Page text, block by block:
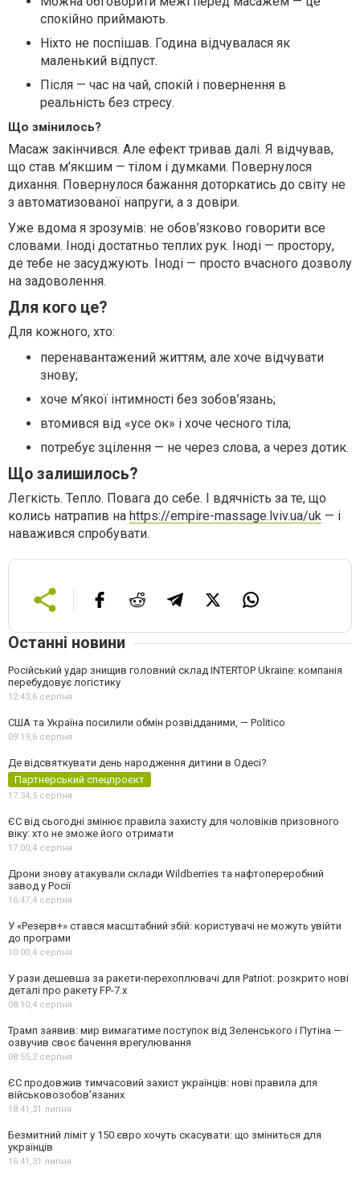
спокійно приймають.
Ніхто не поспішав. Година відчувалася як
маленький відпуст.
Після — час на чай, спокій і повернення в
реальність без стресу.
Що змінилось?
Масаж закінчився. Але ефект тривав далі. Я відчував,
що став м’якшим — тілом і думками. Повернулося
дихання. Повернулося бажання доторкатись до світу не
з автоматизованої напруги, а з довіри.
Уже вдома я зрозумів: не обов’язково говорити все
словами. Іноді достатньо теплих рук. Іноді — простору,
де тебе не засуджують. Іноді — просто вчасного дозволу
на задоволення.
Для кого це?
Для кожного, хто:
перенавантажений життям, але хоче відчувати
знову;
хоче м’якої інтимності без зобов’язань;
втомився від «усе ок» і хоче чесного тіла;
потребує зцілення — не через слова, а через дотик.
Що залишилось?
Легкість. Тепло. Повага до себе. І вдячність за те, що
колись натрапив на https://empire-massage.lviv.ua/uk — і
наважився спробувати.
Останні новини
Російський удар знищив головний склад INTERTOP Ukraine: компанія
перебудовує логістику
12:43,6 серпня
США та Україна посилили обмін розвідданими, — Politico
09:19,6 серпня
Де відсвяткувати день народження дитини в Одесі?
Партнерський спецпроєкт
17:34,5 серпня
ЄС від сьогодні змінює правила захисту для чоловіків призовного
віку: хто не зможе його отримати
17:00,4 серпня
Дрони знову атакували склади Wildberries та нафтопереробний
завод у Росії
16:47,4 серпня
У «Резерв+» стався масштабний збій: користувачі не можуть увійти
до програми
10:00,4 серпня
У рази дешевша за ракети-перехоплювачі для Patriot: розкрито нові
деталі про ракету FP-7.x
08:10,4 серпня
Трамп заявив: мир вимагатиме поступок від Зеленського і Путіна —
озвучив своє бачення врегулювання
08:55,2 серпня
ЄС продовжив тимчасовий захист українців: нові правила для
військовозобов’язаних
18:41,31 липня
Безмитний ліміт у 150 євро хочуть скасувати: що зміниться для
українців
16:41,31 липня